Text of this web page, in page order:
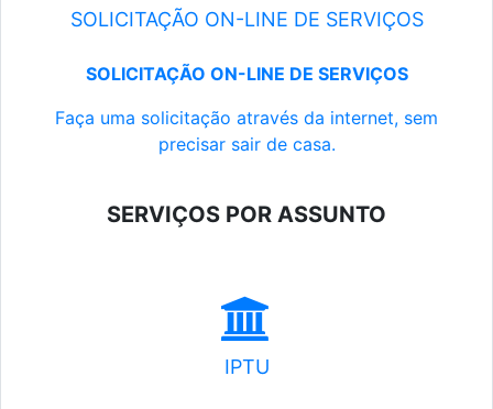
SOLICITAÇÃO ON-LINE DE SERVIÇOS
SOLICITAÇÃO ON-LINE DE SERVIÇOS
Faça uma solicitação através da internet, sem
precisar sair de casa.
SERVIÇOS POR ASSUNTO
IPTU